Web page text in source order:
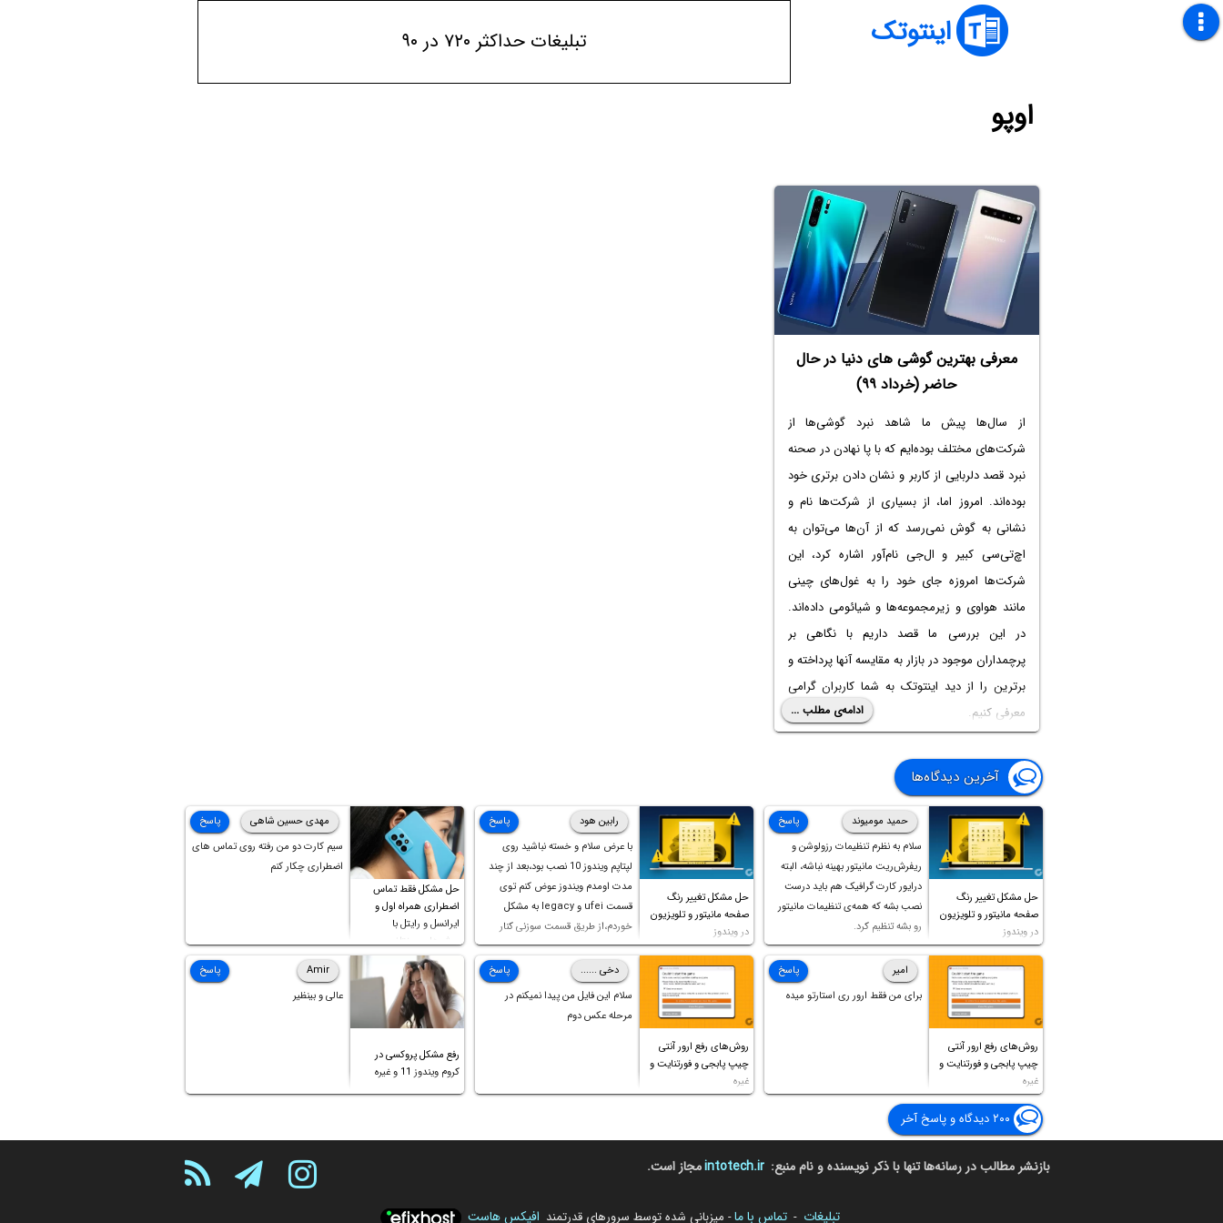
اینتوتک تبلیغات حداکثر ۷۲۰ در ۹۰
اوپو
معرفی بهترین گوشی های دنیا در حال
حاضر (خرداد ۹۹)
از سال‌ها پیش ما شاهد نبرد گوشی‌ها از
شرکت‌های مختلف بوده‌ایم که با پا نهادن در صحنه
نبرد قصد دلربایی از کاربر و نشان دادن برتری خود
بوده‌اند. امروز اما، از بسیاری از شرکت‌ها نام و
نشانی به گوش نمی‌رسد که از آن‌ها می‌توان به
اچ‌تی‌سی کبیر و ال‌جی نام‌آور اشاره کرد، این
شرکت‌ها امروزه جای خود را به غول‌های چینی
مانند هواوی و زیرمجموعه‌ها و شیائومی داده‌اند.
در این بررسی ما قصد داریم با نگاهی بر
پرچمداران موجود در بازار به مقایسه آنها پرداخته و
برترین را از دید اینتوتک به شما کاربران گرامی
معرفی کنیم.
با اینتوتک همراه باشید تا با بررسی برترین
گوشی‌های موجود در بازار در خرید گوشی
عاقلانه‌ترین تصمیم را اتخاذ کنید.
ادامه‌ی مطلب ...
آخرین دیدگاه‌ها
حل مشکل تغییر رنگ
صفحه مانیتور و تلویزیون
در ویندوز
حمید مومیوند
سلام به نظرم تنظیمات رزولوشن و
ریفرش‌ریت مانیتور بهینه نباشه، البته
درایور کارت گرافیک هم باید درست
نصب بشه که همه‌ی تنظیمات مانیتور
رو بشه تنظیم کرد.
پاسخ
حل مشکل تغییر رنگ
صفحه مانیتور و تلویزیون
در ویندوز
رابین هود
با عرض سلام و خسته نباشید روی
لپتاپم ویندوز 10 نصب بود،بعد از چند
مدت اومدم ویندوز عوض کنم توی
قسمت ufei و legacy به مشکل
خوردم،از طریق قسمت سوزنی کنار
پورت هندزفری ،بوت رو ریست کردم و
خوشبختانه ویندوز جدید رو نصب
کردم،اما متاسفانه بانصب تمامی
درایورهای لپتاپ،بازهم نور و رنگ
صفحه چه موقع کار چه موقع پخش
پاسخ
حل مشکل فقط تماس
اضطراری همراه اول و
ایرانسل و رایتل با
روش‌های مختلف
مهدی حسین شاهی
سیم کارت دو من رفته روی تماس های
اضطراری چکار کنم
پاسخ
روش‌های رفع ارور آنتی
چیپ پابجی و فورتنایت و
غیره
امیر
برای من فقط ارور ری استارتو میده
پاسخ
روش‌های رفع ارور آنتی
چیپ پابجی و فورتنایت و
غیره
دخی ......
سلام این فایل من پیدا نمیکنم در
مرحله عکس دوم
پاسخ
رفع مشکل پروکسی در
کروم ویندوز 11 و غیره
Amir
عالی و بینظیر
پاسخ
۲۰۰ دیدگاه و پاسخ آخر
بازنشر مطالب در رسانه‌ها تنها با ذکر نویسنده و نام منبع: intotech.irمجاز است.
تبلیغات - تماس با ما- میزبانی شده توسط سرورهای قدرتمند افیکس هاست